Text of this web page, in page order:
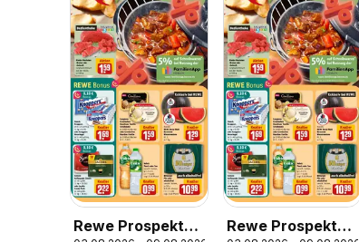
Rewe Prospekt
Rewe Prospekt